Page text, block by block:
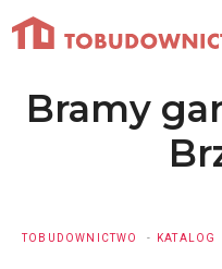
Przejdź
do
Bramy
TOBUDOWNICTWO KATALOG